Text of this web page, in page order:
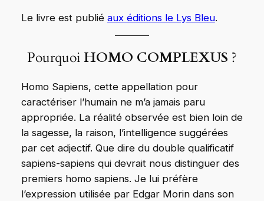
Le livre est publié aux éditions le Lys Bleu.
Pourquoi HOMO COMPLEXUS ?
Homo Sapiens, cette appellation pour
caractériser l’humain ne m’a jamais paru
appropriée. La réalité observée est bien loin de
la sagesse, la raison, l’intelligence suggérées
par cet adjectif. Que dire du double qualificatif
sapiens-sapiens qui devrait nous distinguer des
premiers homo sapiens. Je lui préfère
l’expression utilisée par Edgar Morin dans son